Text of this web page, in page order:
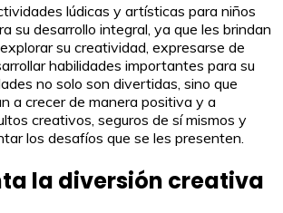
lúdicas y artísticas para niños
su desarrollo integral, ya que les brindan
su creatividad, expresarse de
habilidades importantes para su
no solo son divertidas, sino que
a crecer de manera positiva y a
creativos, seguros de sí mismos y
los desafíos que se les presenten.
la diversión creativa